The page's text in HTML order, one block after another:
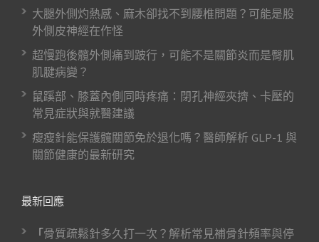
大腿外側灼熱感、麻木卻找不到腰椎問題？可能是股
外側皮神經在作怪
超慢跑後髖外側痛到跛行，可能不是關節炎而是臀肌
肌腱病變？
鼠蹊部、膝蓋內側同時疼痛：閉孔神經夾擠、卡壓的
常見症狀與就醫建議
瘦瘦針能保護髖關節免於退化嗎？醫師解析 GLP-1 與
關節健康的最新研究
最新回應
「 骨質疏鬆針多久打一次？解析常見補骨針頻率與停